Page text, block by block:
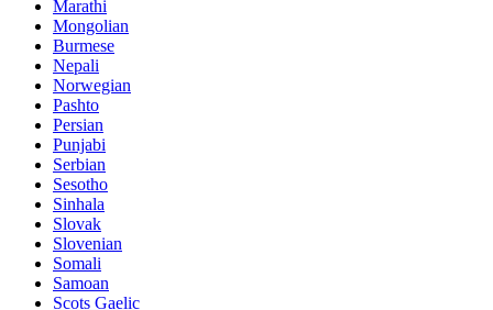
Marathi
Mongolian
Burmese
Nepali
Norwegian
Pashto
Persian
Punjabi
Serbian
Sesotho
Sinhala
Slovak
Slovenian
Somali
Samoan
Scots Gaelic